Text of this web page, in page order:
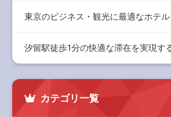
カテゴリ一覧